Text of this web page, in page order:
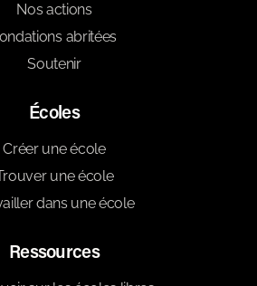
Nos actions
abritées
Soutenir
Écoles
Créer une école
une école
dans une école
Ressources